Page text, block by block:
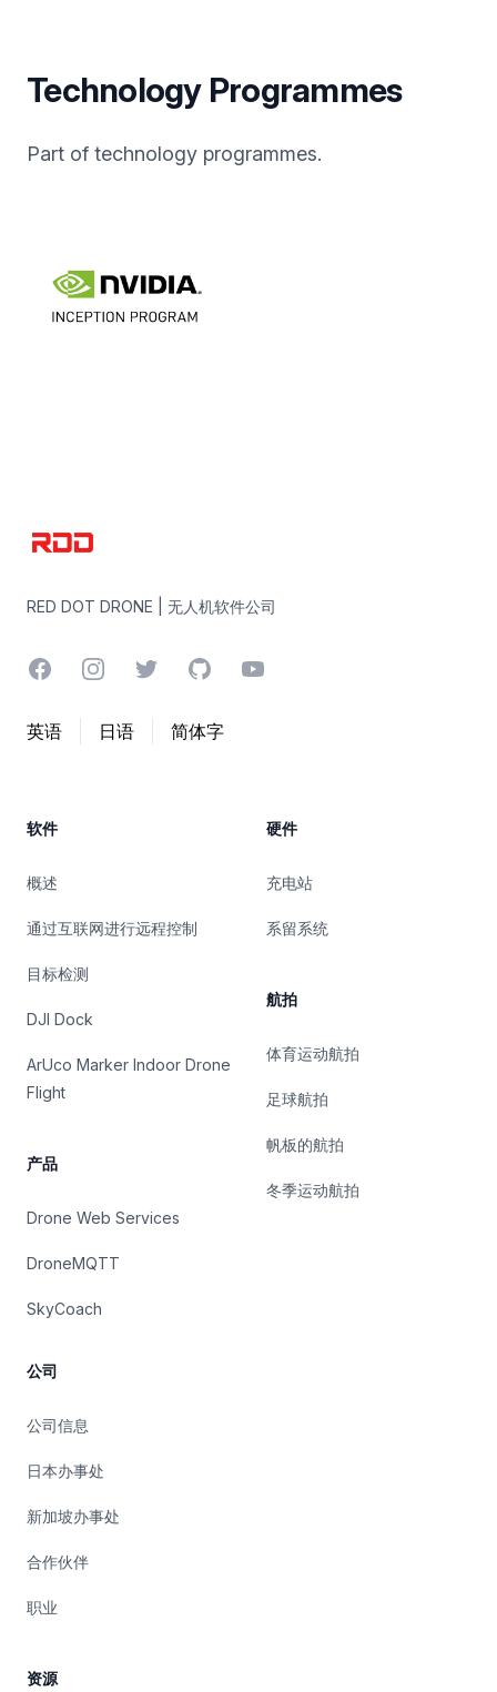
Technology Programmes
Part of technology programmes.
RED DOT DRONE | 无人机软件公司
FacebookInstagramTwitter GitHub YouTube
英语 日语 简体字
软件
概述
通过互联网进行远程控制
目标检测
DJI Dock
ArUco Marker Indoor Drone
Flight
产品
Drone Web Services
DroneMQTT
SkyCoach
硬件
充电站
系留系统
航拍
体育运动航拍
足球航拍
帆板的航拍
冬季运动航拍
公司
公司信息
日本办事处
新加坡办事处
合作伙伴
职业
资源